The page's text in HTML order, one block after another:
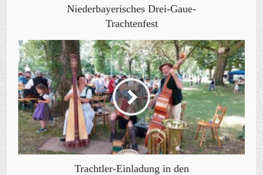
Niederbayerisches Drei-Gaue-
Trachtenfest
Trachtler-Einladung in den